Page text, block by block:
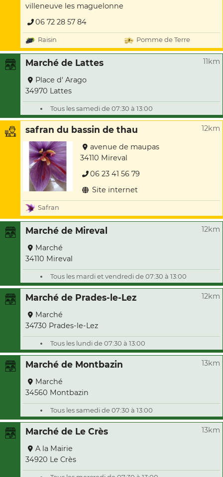
villeneuve les maguelonne
06 72 28 57 84
Raisin Pomme de Terre
Marché de Lattes 11km
Place d' Arago
34970 Lattes
Tous les samedi de 07:30 à 13:00
safran du bassin de thau 12km
avenue de maupas
34110 Mireval
06 23 41 56 79
Site internet
Safran
Marché de Mireval 12km
Marché
34110 Mireval
Tous les mardi et vendredi de 07:30 à 13:00
Marché de Prades-le-Lez 12km
Marché
34730 Prades-le-Lez
Tous les lundi de 07:30 à 13:00
Marché de Montbazin 13km
Marché
34560 Montbazin
Tous les samedi de 07:30 à 13:00
Marché de Le Crès 13km
A la Mairie
34920 Le Crès